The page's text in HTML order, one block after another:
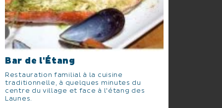
Bar de l'Étang
Restauration familial à la cuisine
traditionnelle, à quelques minutes du
centre du village et face à l'étang des
Launes.